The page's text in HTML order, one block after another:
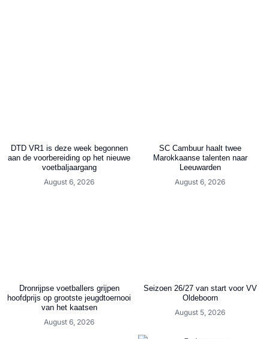
DTD VR1 is deze week begonnen
aan de voorbereiding op het nieuwe
voetbaljaargang
August 6, 2026
SC Cambuur haalt twee
Marokkaanse talenten naar
Leeuwarden
August 6, 2026
Dronrijpse voetballers grijpen
hoofdprijs op grootste jeugdtoernooi
van het kaatsen
August 6, 2026
Seizoen 26/27 van start voor VV
Oldeboorn
August 5, 2026